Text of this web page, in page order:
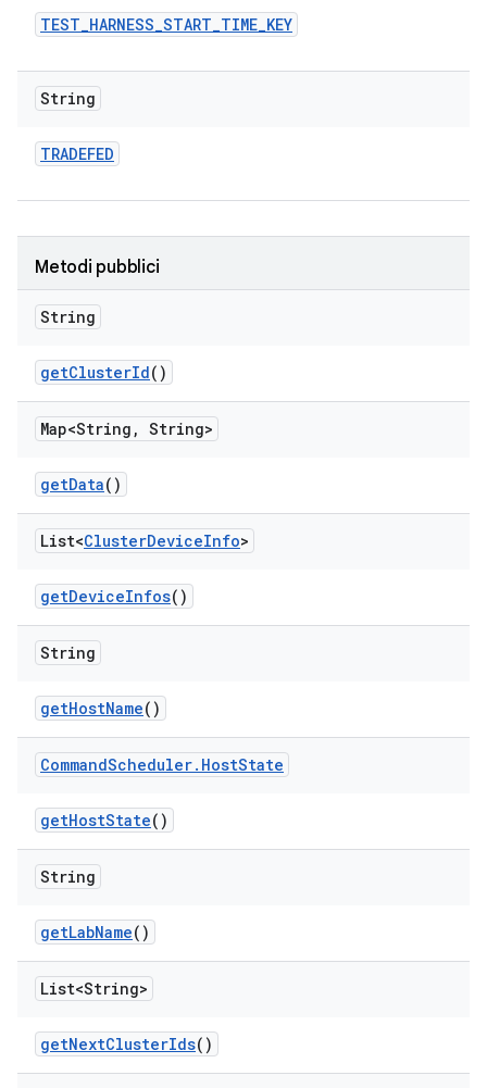
TEST_HARNESS_START_TIME_KEY
String
TRADEFED
Metodi pubblici
String
getClusterId()
Map<String , String>
getData()
List<ClusterDeviceInfo>
getDeviceInfos()
String
getHostName()
CommandScheduler. HostState
getHostState()
String
getLabName()
List<String>
getNextClusterIds()